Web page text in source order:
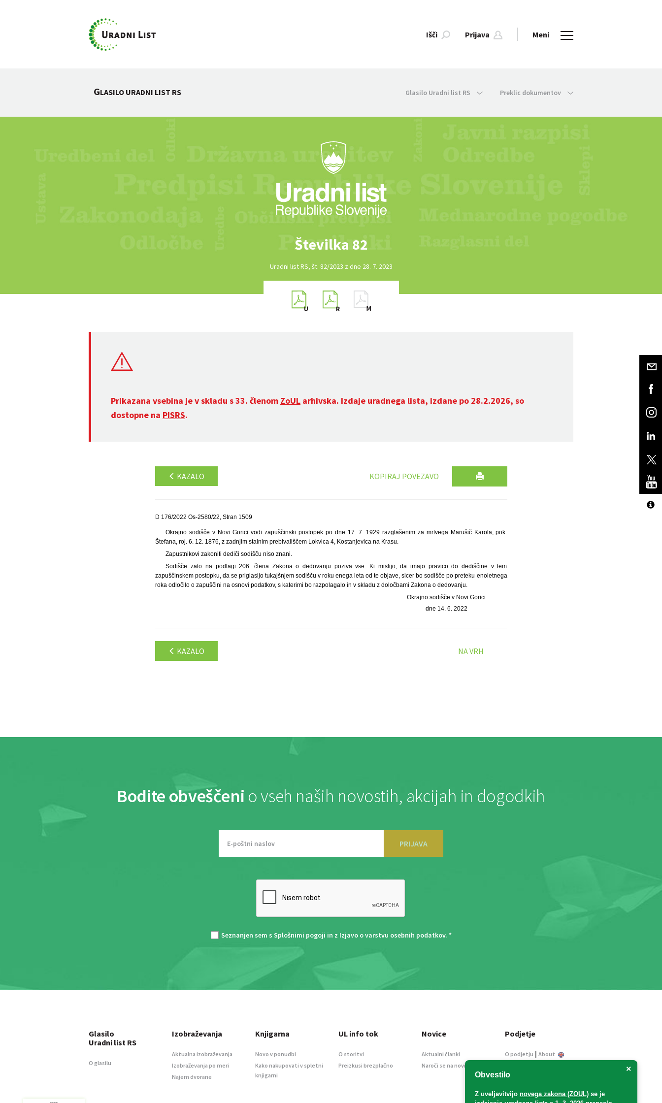
Išči Prijava Meni
GLASILO URADNI LIST RS Glasilo Uradni list RS Preklic dokumentov
Številka 82
Uradni list RS, št. 82/2023 z dne 28. 7. 2023
Prikazana vsebina je v skladu s 33. členom ZoUL arhivska. Izdaje uradnega lista, izdane po 28.2.2026, so
dostopne na PISRS.
KAZALO KOPIRAJ POVEZAVO
D 176/2022 Os-2580/22, Stran 1509
Okrajno sodišče v Novi Gorici vodi zapuščinski postopek po dne 17. 7. 1929 razglašenim za mrtvega Marušič Karola, pok.
Štefana, roj. 6. 12. 1876, z zadnjim stalnim prebivališčem Lokvica 4, Kostanjevica na Krasu.
Zapustnikovi zakoniti dediči sodišču niso znani.
Sodišče zato na podlagi 206. člena Zakona o dedovanju poziva vse. Ki mislijo, da imajo pravico do dediščine v tem
zapuščinskem postopku, da se priglasijo tukajšnjem sodišču v roku enega leta od te objave, sicer bo sodišče po preteku enoletnega
roka odločilo o zapuščini na osnovi podatkov, s katerimi bo razpolagalo in v skladu z določbami Zakona o dedovanju.
Okrajno sodišče v Novi Gorici
dne 14. 6. 2022
KAZALO NA VRH
Bodite obveščeni o vseh naših novostih, akcijah in dogodkih
PRIJAVA
Seznanjen sem s Splošnimi pogoji in z Izjavo o varstvu osebnih podatkov. *
×
Obvestilo
Z uveljavitvijo novega zakona (ZOUL) se je
Glasilo
Uradni list RS
O glasilu
Izobraževanja
Aktualna izobraževanja
Izobraževanja po meri
Najem dvorane
Knjigarna
Novo v ponudbi
Kako nakupovati v spletni
knjigarni
UL info tok
O storitvi
Preizkusi brezplačno
Novice
Aktualni članki
Naroči se na novice
Podjetje
O podjetju | About
Informacije javnega
Oglaševanje